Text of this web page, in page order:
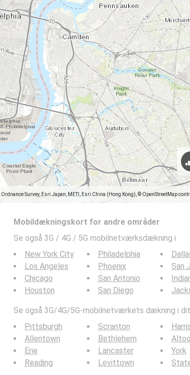
Survey, Esri Japan, METI, Esri China (Hong Kong), © OpenStreetMap
Mobildækningskort for andre områder
Se også 3G / 4G / 5G mobilnetværksdækning i :
New York City
Los Angeles
Chicago
Houston
Philadelphia
Phoenix
San Antonio
San Diego
San
Se også 3G/4G/5G-mobilnetværkets dækning i
Pittsburgh
Allentown
Erie
Reading
Scranton
Bethlehem
Lancaster
Levittown
York